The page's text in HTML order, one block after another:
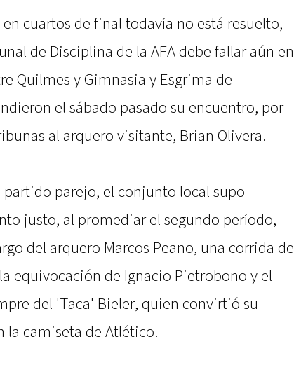
cuartos de final todavía no está resuelto,
de Disciplina de la AFA debe fallar aún en
Quilmes y Gimnasia y Esgrima de
el sábado pasado su encuentro, por
al arquero visitante, Brian Olivera.
partido parejo, el conjunto local supo
justo, al promediar el segundo período,
del arquero Marcos Peano, una corrida de
equivocación de Ignacio Pietrobono y el
del 'Taca' Bieler, quien convirtió su
la camiseta de Atlético.